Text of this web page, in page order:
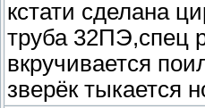
кстати сделана
труба 32ПЭ,спец
вкручивается
зверёк тыкается